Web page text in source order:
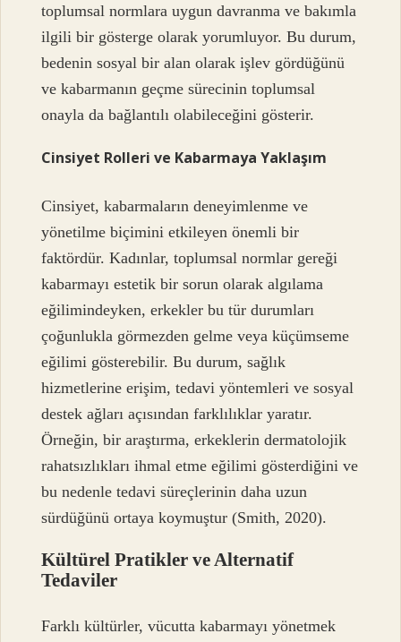
toplumsal normlara uygun davranma ve bakımla
ilgili bir gösterge olarak yorumluyor. Bu durum,
bedenin sosyal bir alan olarak işlev gördüğünü
ve kabarmanın geçme sürecinin toplumsal
onayla da bağlantılı olabileceğini gösterir.
Cinsiyet Rolleri ve Kabarmaya Yaklaşım
Cinsiyet, kabarmaların deneyimlenme ve
yönetilme biçimini etkileyen önemli bir
faktördür. Kadınlar, toplumsal normlar gereği
kabarmayı estetik bir sorun olarak algılama
eğilimindeyken, erkekler bu tür durumları
çoğunlukla görmezden gelme veya küçümseme
eğilimi gösterebilir. Bu durum, sağlık
hizmetlerine erişim, tedavi yöntemleri ve sosyal
destek ağları açısından farklılıklar yaratır.
Örneğin, bir araştırma, erkeklerin dermatolojik
rahatsızlıkları ihmal etme eğilimi gösterdiğini ve
bu nedenle tedavi süreçlerinin daha uzun
sürdüğünü ortaya koymuştur (Smith, 2020).
Kültürel Pratikler ve Alternatif
Tedaviler
Farklı kültürler, vücutta kabarmayı yönetmek